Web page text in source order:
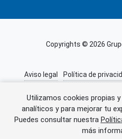
Utilizamos cookies propias
analíticos y para mejorar tu
Puedes consultar nuestra
más
Error al cargar
Copyrights © 2026
Aviso legal Política de